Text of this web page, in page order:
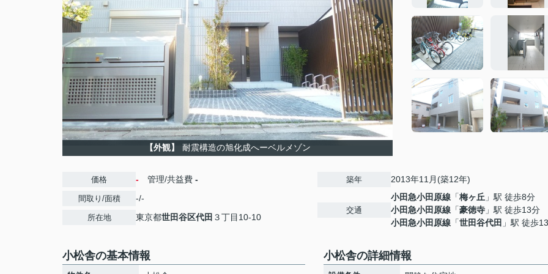
【外観】 耐震構造の旭化成へーベルメゾン
価格 - 管理/共益費 -
間取り/面積 -/-
所在地 東京都世田谷区代田 ３丁目10-10
築年 2013年11月(築12年)
交通
小田急小田原線 「梅ヶ丘 」駅 徒歩8分
小田急小田原線 「豪徳寺 」駅 徒歩13分
小田急小田原線 「世田谷代田 」駅 徒歩
小松舎の基本情報 小松舎の詳細情報